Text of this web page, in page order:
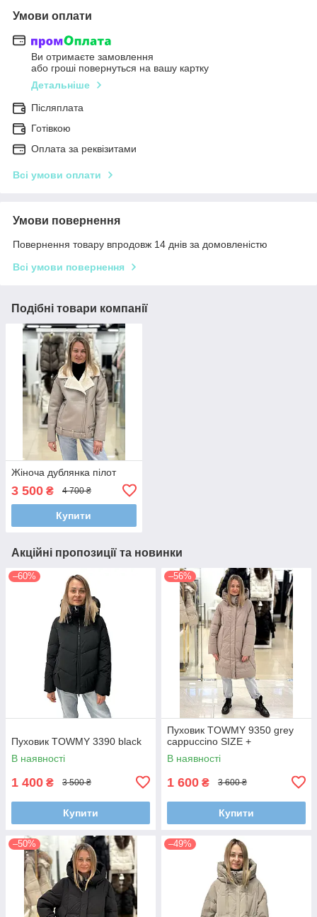
Умови оплати
Ви отримаєте замовлення
або гроші повернуться на вашу картку
Детальніше
Післяплата
Готівкою
Оплата за реквізитами
Всі умови оплати
Умови повернення
Повернення товару впродовж 14 днів за домовленістю
Всі умови повернення
Подібні товари компанії
Жіноча дублянка пілот
3 500 ₴ 4 700 ₴
Купити
Акційні пропозиції та новинки
–60%
Пуховик TOWMY 3390 black
В наявності
1 400 ₴ 3 500 ₴
Купити
–56%
Пуховик TOWMY 9350 grey
cappuccino SIZE +
В наявності
1 600 ₴ 3 600 ₴
Купити
–50% –49%